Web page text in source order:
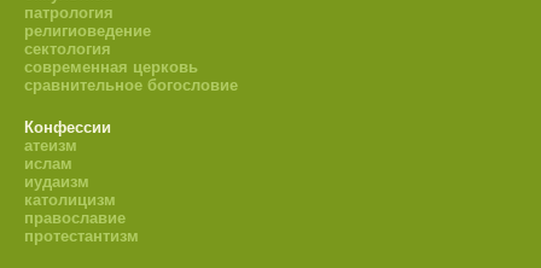
патрология
религиоведение
сектология
современная церковь
сравнительное богословие
Конфессии
атеизм
ислам
иудаизм
католицизм
православие
протестантизм